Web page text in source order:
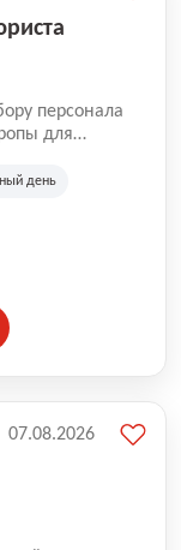
персонала
для
день
07.08.2026